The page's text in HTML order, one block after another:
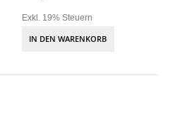
Exkl. 19% Steuern
IN DEN WARENKORB